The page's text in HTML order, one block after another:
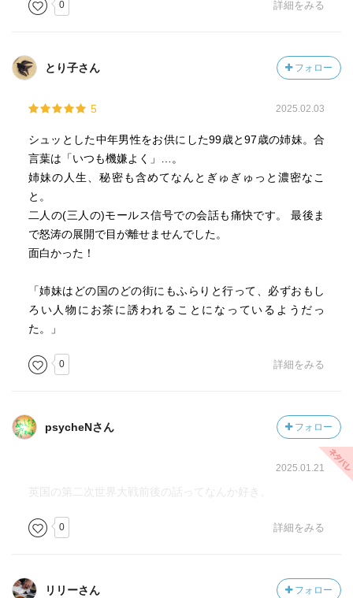
0 詳細をみる
とり子さん フォロー
5 2025.02.03
シュッとした中年男性をお供にした99歳と97歳の姉妹。合
言葉は「いつも機嫌よく」…。
姉妹の人生、秘密も含めてなんとぎゅぎゅっと濃密なこ
と。
二人の(三人の)モールス信号での会話も痛快です。 最後ま
で怒涛の展開で目が離せませんでした。
面白かった！
「姉妹はどの国のどの街にもふらりと行って、必ずおもし
ろい人物にお茶に誘われることになっているようだっ
た。」
0 詳細をみる
psycheNさん フォロー
2025.01.21
英国の第二次世界大戦前後の話ってなんか好き。
0 詳細をみる
リリーさん フォロー